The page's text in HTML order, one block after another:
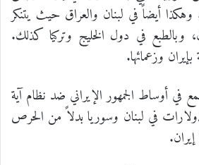
وهكذا أيضاً في لبنان والعراق حيث يتنكر
وبالطبع في دول الخليج وتركيا كذلك.
وزعمائها.
في أوساط الجمهور الإيراني ضد نظام آية
في لبنان وسوريا بدلاً من الحرص